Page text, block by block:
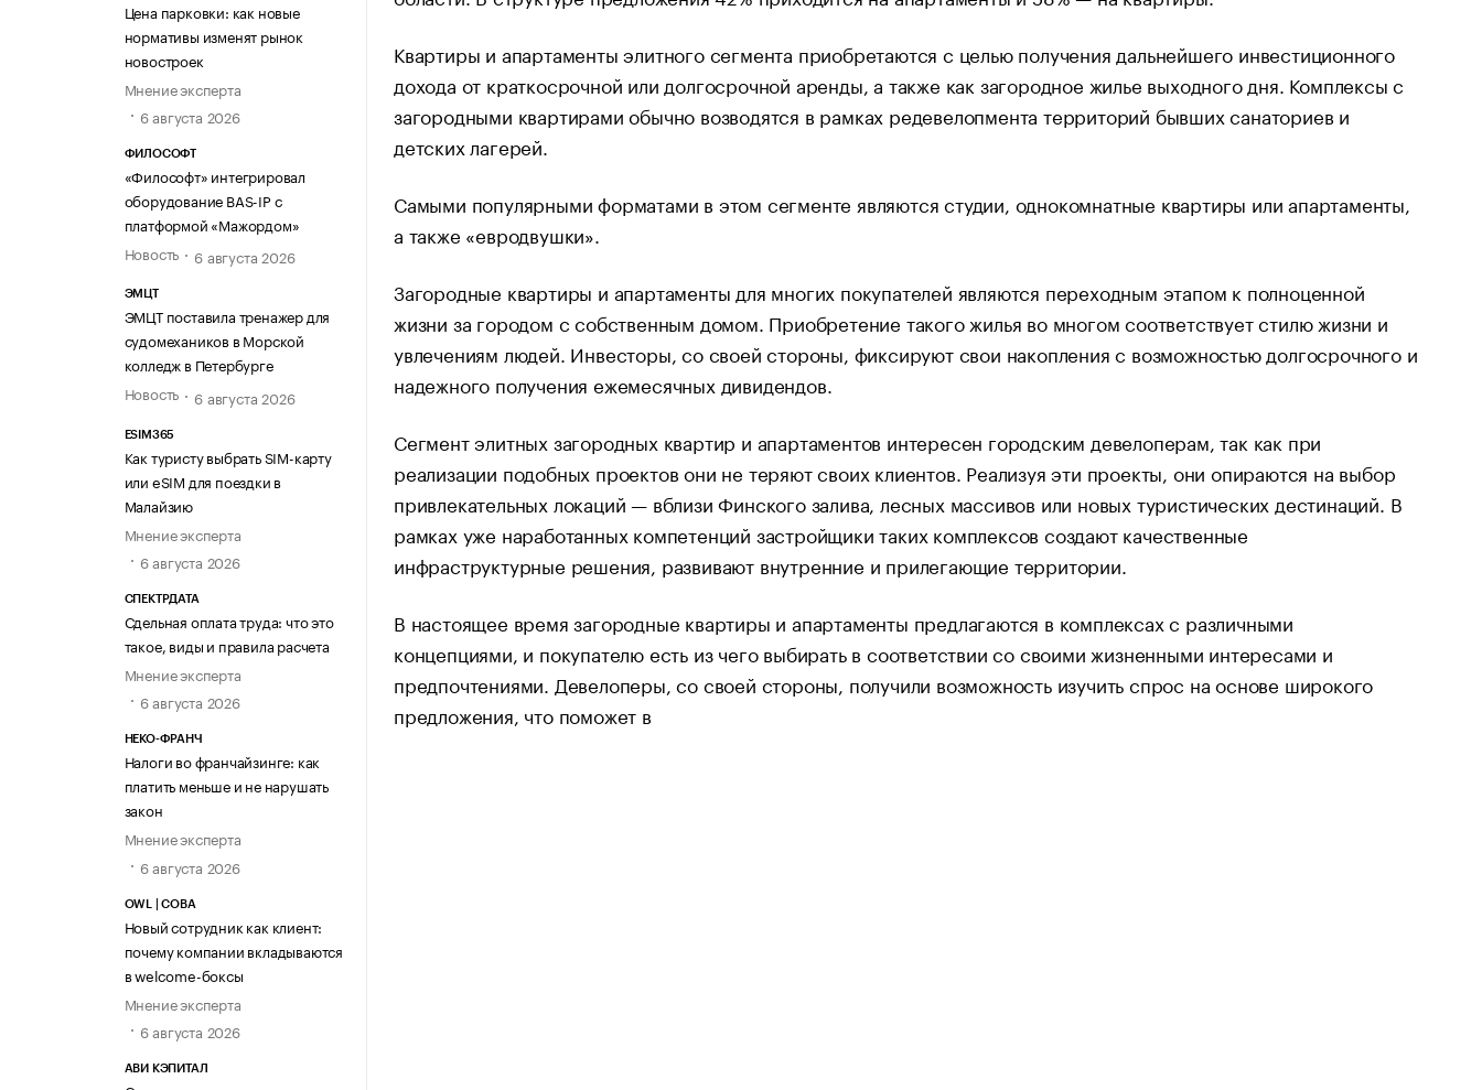
Цена парковки: как новые
нормативы изменят рынок
новостроек
Мнение эксперта
6 августа 2026
ФИЛОСОФТ
«Философт» интегрировал
оборудование BAS-IP с
платформой «Мажордом»
Новость
6 августа 2026
ЭМЦТ
ЭМЦТ поставила тренажер для
судомехаников в Морской
колледж в Петербурге
Новость
6 августа 2026
ESIM365
Как туристу выбрать SIM-карту
или eSIM для поездки в
Малайзию
Мнение эксперта
6 августа 2026
СПЕКТРДАТА
Сдельная оплата труда: что это
такое, виды и правила расчета
Мнение эксперта
6 августа 2026
НЕКО-ФРАНЧ
Налоги во франчайзинге: как
платить меньше и не нарушать
закон
Мнение эксперта
6 августа 2026
OWL | СОВА
Новый сотрудник как клиент:
почему компании вкладываются
в welcome-боксы
Мнение эксперта
6 августа 2026
АВИ КЭПИТАЛ
Квартиры и апартаменты элитного сегмента приобретаются с целью получения дальнейшего инвестиционного
дохода от краткосрочной или долгосрочной аренды, а также как загородное жилье выходного дня. Комплексы с
загородными квартирами обычно возводятся в рамках редевелопмента территорий бывших санаториев и
детских лагерей.
Самыми популярными форматами в этом сегменте являются студии, однокомнатные квартиры или апартаменты,
а также «евродвушки».
Загородные квартиры и апартаменты для многих покупателей являются переходным этапом к полноценной
жизни за городом с собственным домом. Приобретение такого жилья во многом соответствует стилю жизни и
увлечениям людей. Инвесторы, со своей стороны, фиксируют свои накопления с возможностью долгосрочного и
надежного получения ежемесячных дивидендов.
Сегмент элитных загородных квартир и апартаментов интересен городским девелоперам, так как при
реализации подобных проектов они не теряют своих клиентов. Реализуя эти проекты, они опираются на выбор
привлекательных локаций — вблизи Финского залива, лесных массивов или новых туристических дестинаций. В
рамках уже наработанных компетенций застройщики таких комплексов создают качественные
инфраструктурные решения, развивают внутренние и прилегающие территории.
В настоящее время загородные квартиры и апартаменты предлагаются в комплексах с различными
концепциями, и покупателю есть из чего выбирать в соответствии со своими жизненными интересами и
предпочтениями. Девелоперы, со своей стороны, получили возможность изучить спрос на основе широкого
предложения, что поможет в